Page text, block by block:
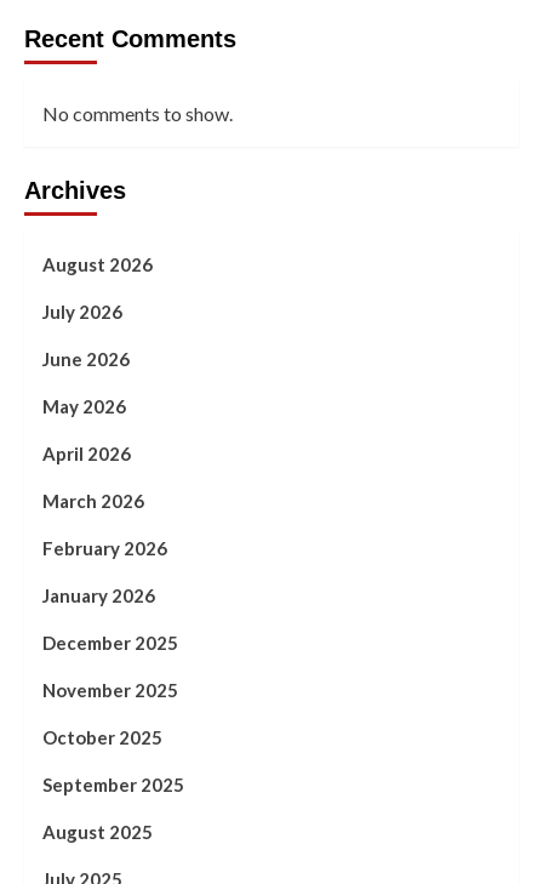
Recent Comments
No comments to show.
Archives
August 2026
July 2026
June 2026
May 2026
April 2026
March 2026
February 2026
January 2026
December 2025
November 2025
October 2025
September 2025
August 2025
July 2025